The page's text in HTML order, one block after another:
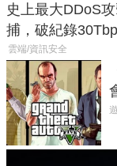
史上最大DDoS
捕，破紀錄
雲端/資訊安全